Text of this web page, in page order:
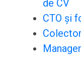
de CV
CTO și